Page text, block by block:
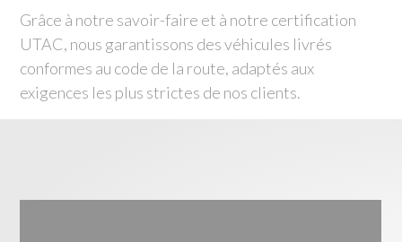
Grâce à notre savoir-faire et à notre certification
UTAC, nous garantissons des véhicules livrés
conformes au code de la route, adaptés aux
exigences les plus strictes de nos clients.